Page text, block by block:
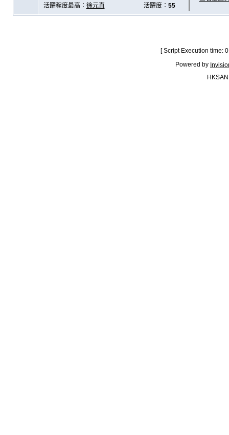
活躍程度最高： 徐元直 活躍度： 55
[ Script Execution time:
Powered by